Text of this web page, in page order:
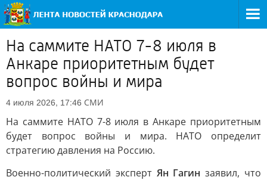
На саммите НАТО 7-8 июля в
Анкаре приоритетным будет
вопрос войны и мира
4 июля 2026, 17:46 СМИ
На саммите НАТО 7-8 июля в Анкаре приоритетным
будет вопрос войны и мира. НАТО определит
стратегию давления на Россию.
Военно-политический эксперт Ян Гагин заявил, что